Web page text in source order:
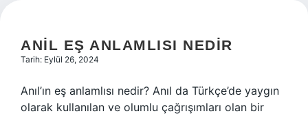
ANIL EŞ ANLAMLISI NEDIR
Tarih: Eylül 26, 2024
Anıl’ın eş anlamlısı nedir? Anıl da Türkçe’de yaygın
olarak kullanılan ve olumlu çağrışımları olan bir